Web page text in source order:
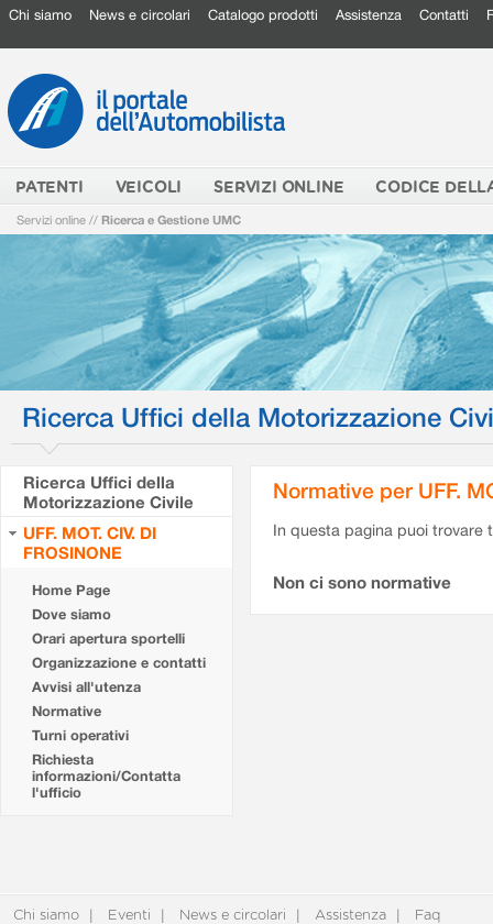
Chi siamo News e circolari Catalogo prodotti Assistenza Contatti
PATENTI VEICOLI SERVIZI ONLINE CODICE
Servizi online // Ricerca e Gestione UMC
Ricerca Uffici della Motorizzazione
Ricerca Uffici della
Motorizzazione Civile
UFF. MOT. CIV. DI
FROSINONE
Home Page
Dove siamo
Orari apertura sportelli
Organizzazione e contatti
Avvisi all'utenza
Normative
Turni operativi
Richiesta
informazioni/Contatta
l'ufficio
Normative per UFF.
In questa pagina puoi
Non ci sono normative
Chi siamo Eventi News e circolari Assistenza Faq